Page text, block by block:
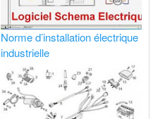
Norme d’installation électrique
industrielle